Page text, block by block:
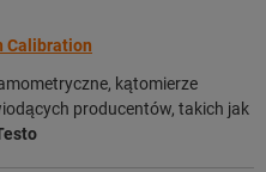
Calibration
kątomierze
producentów, takich jak